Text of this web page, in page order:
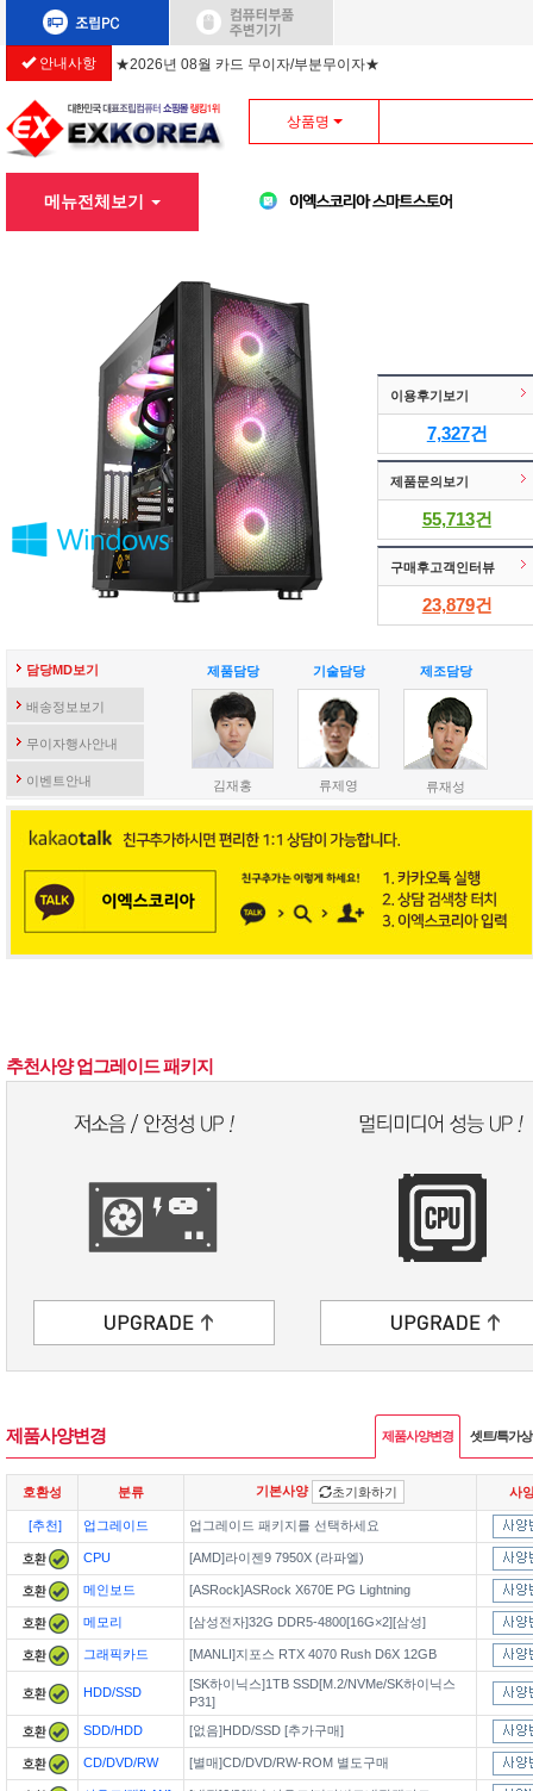
안내사항 ★2026년 08월 카드 무이자/부분무이자★
상품명
메뉴전체보기
이용후기보기
7,327건
제품문의보기
55,713건
구매후고객인터뷰
23,879건
담당MD보기
배송정보보기
무이자행사안내
이벤트안내
제품담당
김재홍
기술담당
류제영
제조담당
류재성
추천사양 업그레이드 패키지
제품사양변경 제품사양변경 셋트/특가
호환성 분류 기본사양 초기화하기 사
[추천] 업그레이드 업그레이드 패키지를 선택하세요
CPU [AMD]라이젠9 7950X (라파엘)
메인보드 [ASRock]ASRock X670E PG Lightning
메모리 [삼성전자]32G DDR5-4800[16G×2][삼성]
그래픽카드 [MANLI]지포스 RTX 4070 Rush D6X 12GB
HDD/SSD
[SK하이닉스]1TB SSD[M.2/NVMe/SK하이닉스
P31]
SDD/HDD
[없음]HDD/SSD [추가구매]
CD/DVD/RW [별매]CD/DVD/RW-ROM 별도구매